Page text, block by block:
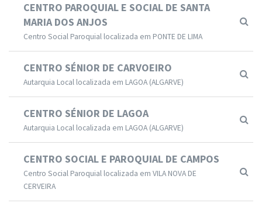
CENTRO PAROQUIAL E SOCIAL DE SANTA
MARIA DOS ANJOS
Centro Social Paroquial localizada em PONTE DE LIMA
CENTRO SÉNIOR DE CARVOEIRO
Autarquia Local localizada em LAGOA (ALGARVE)
CENTRO SÉNIOR DE LAGOA
Autarquia Local localizada em LAGOA (ALGARVE)
CENTRO SOCIAL E PAROQUIAL DE CAMPOS
Centro Social Paroquial localizada em VILA NOVA DE
CERVEIRA